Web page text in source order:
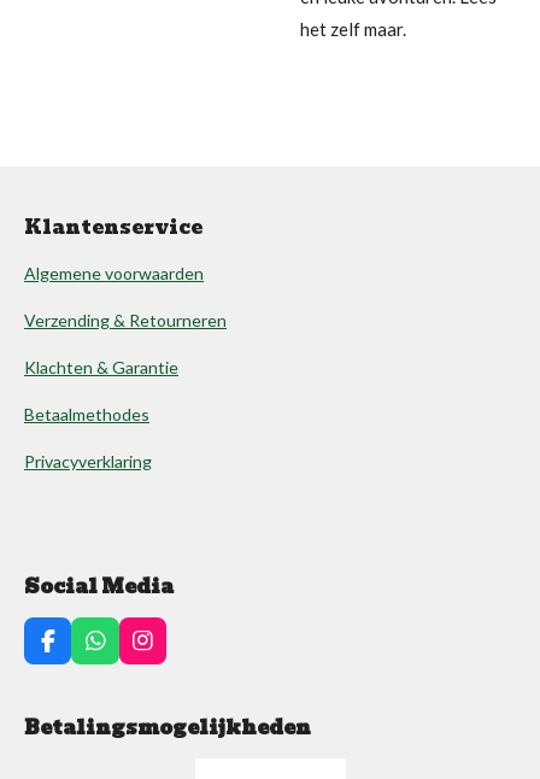
het zelf maar.
Klantenservice
Algemene voorwaarden
Verzending & Retourneren
Klachten & Garantie
Betaalmethodes
Privacyverklaring
Social Media
F
a
e
b
W
h
t
s
I
n
a
Betalingsmogelijkheden